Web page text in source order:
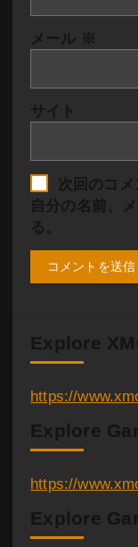
メール ※
サイト
次回のコ
自分の名前、
る。
Explore
https://
Explore
https://
Explore